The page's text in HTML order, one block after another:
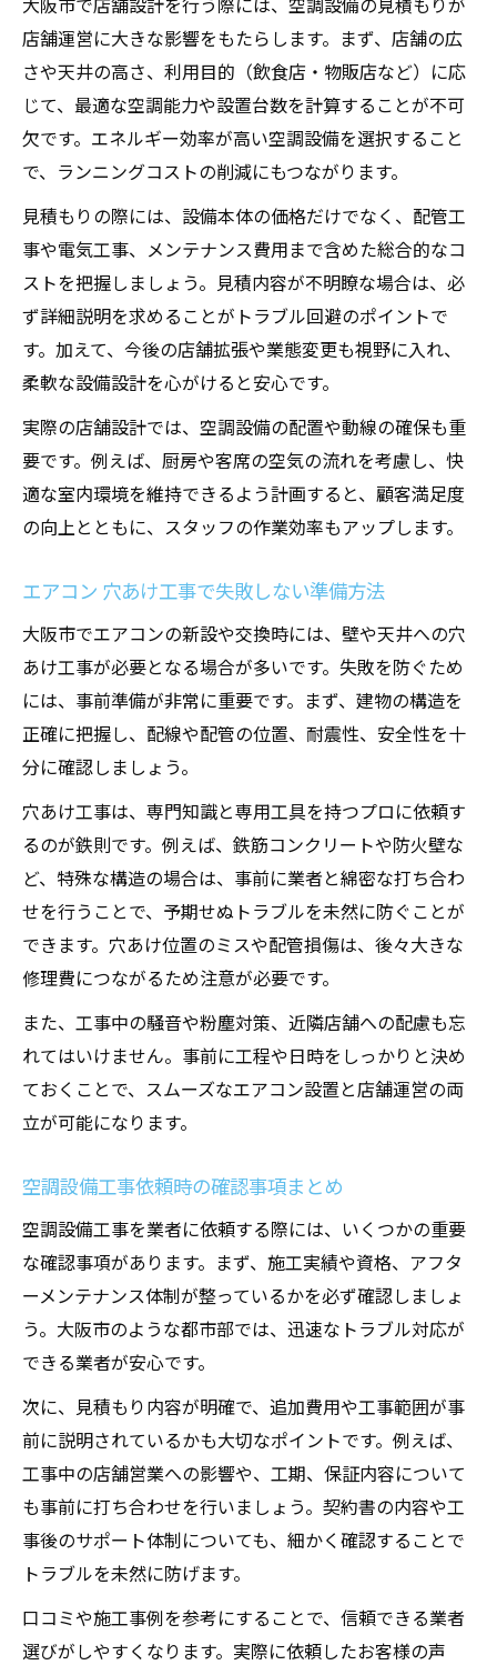
店舗運営に大きな影響をもたらします。まず、店舗の広
さや天井の高さ、利用目的（飲食店・物販店など）に応
じて、最適な空調能力や設置台数を計算することが不可
欠です。エネルギー効率が高い空調設備を選択すること
で、ランニングコストの削減にもつながります。
見積もりの際には、設備本体の価格だけでなく、配管工
事や電気工事、メンテナンス費用まで含めた総合的なコ
ストを把握しましょう。見積内容が不明瞭な場合は、必
ず詳細説明を求めることがトラブル回避のポイントで
す。加えて、今後の店舗拡張や業態変更も視野に入れ、
柔軟な設備設計を心がけると安心です。
実際の店舗設計では、空調設備の配置や動線の確保も重
要です。例えば、厨房や客席の空気の流れを考慮し、快
適な室内環境を維持できるよう計画すると、顧客満足度
の向上とともに、スタッフの作業効率もアップします。
エアコン 穴あけ工事で失敗しない準備方法
大阪市でエアコンの新設や交換時には、壁や天井への穴
あけ工事が必要となる場合が多いです。失敗を防ぐため
には、事前準備が非常に重要です。まず、建物の構造を
正確に把握し、配線や配管の位置、耐震性、安全性を十
分に確認しましょう。
穴あけ工事は、専門知識と専用工具を持つプロに依頼す
るのが鉄則です。例えば、鉄筋コンクリートや防火壁な
ど、特殊な構造の場合は、事前に業者と綿密な打ち合わ
せを行うことで、予期せぬトラブルを未然に防ぐことが
できます。穴あけ位置のミスや配管損傷は、後々大きな
修理費につながるため注意が必要です。
また、工事中の騒音や粉塵対策、近隣店舗への配慮も忘
れてはいけません。事前に工程や日時をしっかりと決め
ておくことで、スムーズなエアコン設置と店舗運営の両
立が可能になります。
空調設備工事依頼時の確認事項まとめ
空調設備工事を業者に依頼する際には、いくつかの重要
な確認事項があります。まず、施工実績や資格、アフタ
ーメンテナンス体制が整っているかを必ず確認しましょ
う。大阪市のような都市部では、迅速なトラブル対応が
できる業者が安心です。
次に、見積もり内容が明確で、追加費用や工事範囲が事
前に説明されているかも大切なポイントです。例えば、
工事中の店舗営業への影響や、工期、保証内容について
も事前に打ち合わせを行いましょう。契約書の内容や工
事後のサポート体制についても、細かく確認することで
トラブルを未然に防げます。
口コミや施工事例を参考にすることで、信頼できる業者
選びがしやすくなります。実際に依頼したお客様の声